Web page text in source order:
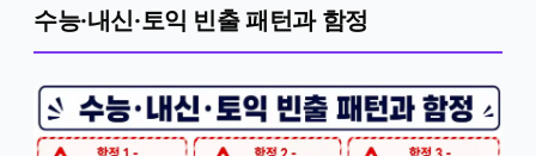
수능·내신·토익 빈출 패턴과 함정